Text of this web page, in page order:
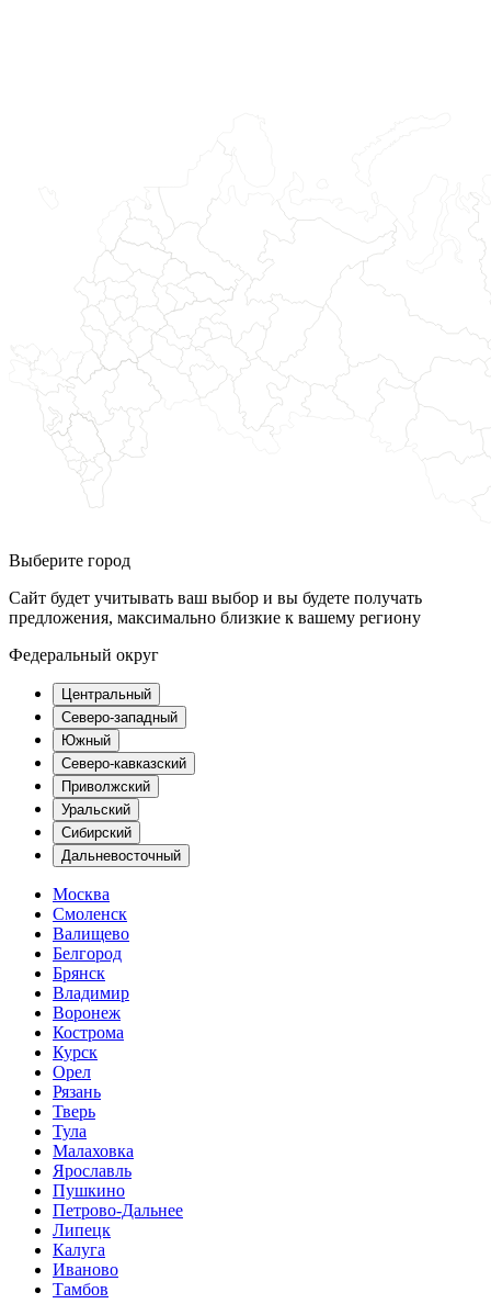
Выберите город
Сайт будет учитывать ваш выбор и вы будете получать
предложения, максимально близкие к вашему региону
Федеральный округ
Центральный
Северо-западный
Южный
Северо-кавказский
Приволжский
Уральский
Сибирский
Дальневосточный
Москва
Смоленск
Валищево
Белгород
Брянск
Владимир
Воронеж
Кострома
Курск
Орел
Рязань
Тверь
Тула
Малаховка
Ярославль
Пушкино
Петрово-Дальнее
Липецк
Калуга
Иваново
Тамбов